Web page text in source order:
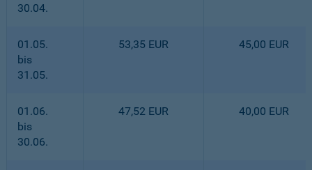
30.04.
01.05.
bis
31.05.
53,35 EUR 45,00 EUR
01.06.
bis
30.06.
47,52 EUR 40,00 EUR